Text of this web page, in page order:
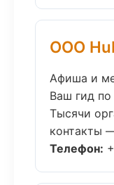
ООО
Афиша и
Ваш гид
Тысячи
контакты
Телефон: